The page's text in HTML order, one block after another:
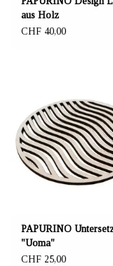
aus Holz
CHF 40,00
PAPURINO
"Uoma"
CHF 25,00